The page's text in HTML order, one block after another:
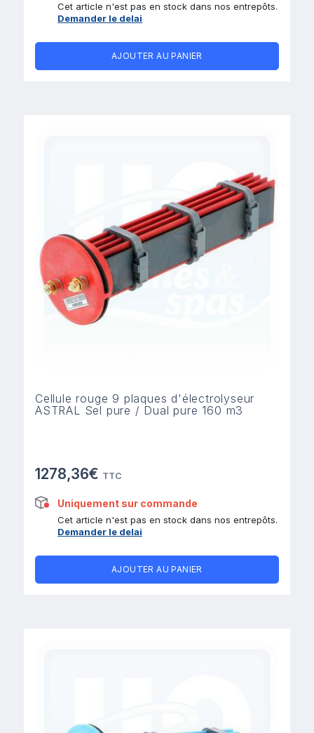
Cet article n'est pas en stock dans nos entrepôts.
Demander le delai
AJOUTER AU PANIER
Cellule rouge 9 plaques d'électrolyseur
ASTRAL Sel pure / Dual pure 160 m3
1278,36€ TTC
Uniquement sur commande
Cet article n'est pas en stock dans nos entrepôts.
Demander le delai
AJOUTER AU PANIER